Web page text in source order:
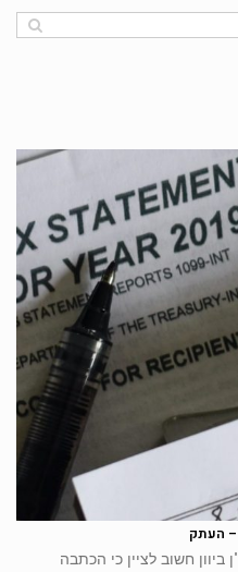
– העתק
ביוון חשוב לציין כי הכתבה